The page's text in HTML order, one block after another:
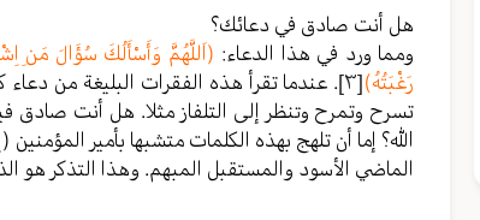
هل أنت صادق في دعائك؟
ومما ورد في هذا الدعاء: (اَللَّهُمَّ وَأَسْأَلُكَ سُؤَالَ مَنِ
رَغْبَتُهُ)[٣]
. عندما تقرأ هذه الفقرات البليغة من
تسرح وتمرح وتنظر إلى التلفاز مثلا. هل أنت صادق
الله؟ إما أن تلهج بهذه الكلمات متشبها بأمير
الماضي الأسود والمستقبل المبهم. وهذا التذكر هو